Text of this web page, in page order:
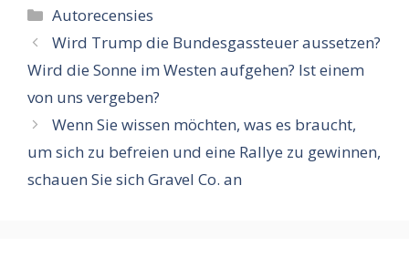
Categorieën
Autorecensies
Wird Trump die Bundesgassteuer aussetzen?
Wird die Sonne im Westen aufgehen? Ist einem
von uns vergeben?
Wenn Sie wissen möchten, was es braucht,
um sich zu befreien und eine Rallye zu gewinnen,
schauen Sie sich Gravel Co. an